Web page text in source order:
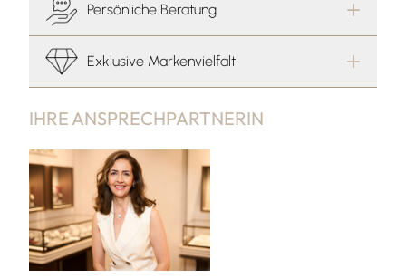
IHRE ANSPRECHPARTNERIN
Persönliche Beratung
Exklusive Markenvielfalt